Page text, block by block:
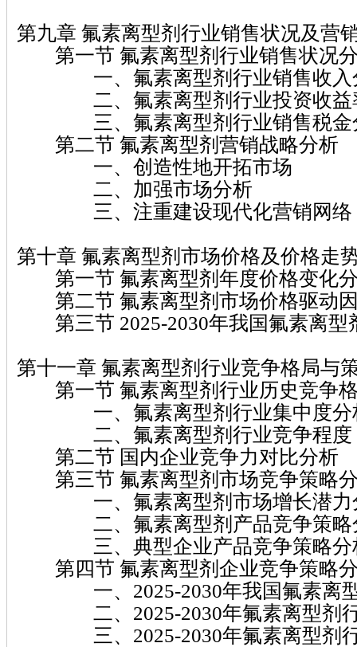
第九章 氟素离型剂行业销售状况及营
第一节 氟素离型剂行业销售状况
一、氟素离型剂行业销售收入
二、氟素离型剂行业投资收益
三、氟素离型剂行业销售税金
第二节 氟素离型剂营销战略分析
一、创造性地开拓市场
二、加强市场分析
三、注重建设现代化营销网络
第十章 氟素离型剂市场价格及价格走
第一节 氟素离型剂年度价格变化
第二节 氟素离型剂市场价格驱动
第三节 2025-2030年我国氟素离型
第十一章 氟素离型剂行业竞争格局与
第一节 氟素离型剂行业历史竞争
一、氟素离型剂行业集中度分
二、氟素离型剂行业竞争程度
第二节 国内企业竞争力对比分析
第三节 氟素离型剂市场竞争策略
一、氟素离型剂市场增长潜力
二、氟素离型剂产品竞争策略
三、典型企业产品竞争策略分
第四节 氟素离型剂企业竞争策略
一、2025-2030年我国氟素离型
二、2025-2030年氟素离型剂行
三、2025-2030年氟素离型剂行